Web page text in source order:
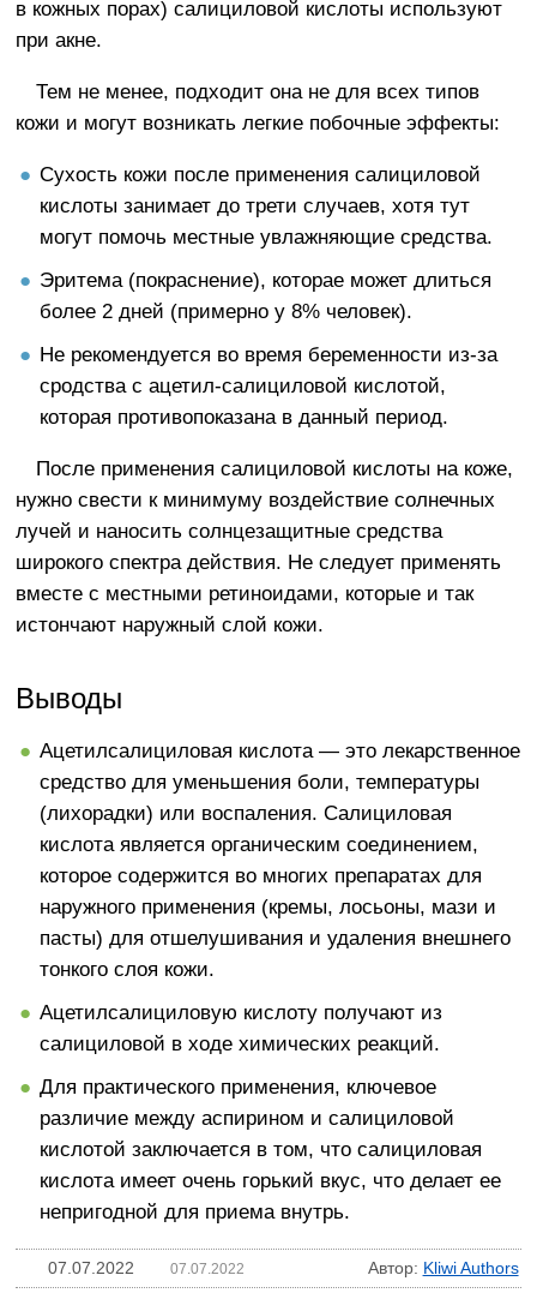
в кожных порах) салициловой кислоты используют
при акне.
Тем не менее, подходит она не для всех типов
кожи и могут возникать легкие побочные эффекты:
Сухость кожи после применения салициловой
кислоты занимает до трети случаев, хотя тут
могут помочь местные увлажняющие средства.
Эритема (покраснение), которае может длиться
более 2 дней (примерно у 8% человек).
Не рекомендуется во время беременности из-за
сродства с ацетил-салициловой кислотой,
которая противопоказана в данный период.
После применения салициловой кислоты на коже,
нужно свести к минимуму воздействие солнечных
лучей и наносить солнцезащитные средства
широкого спектра действия. Не следует применять
вместе с местными ретиноидами, которые и так
истончают наружный слой кожи.
Выводы
Ацетилсалициловая кислота — это лекарственное
средство для уменьшения боли, температуры
(лихорадки) или воспаления. Салициловая
кислота является органическим соединением,
которое содержится во многих препаратах для
наружного применения (кремы, лосьоны, мази и
пасты) для отшелушивания и удаления внешнего
тонкого слоя кожи.
Ацетилсалициловую кислоту получают из
салициловой в ходе химических реакций.
Для практического применения, ключевое
различие между аспирином и салициловой
кислотой заключается в том, что салициловая
кислота имеет очень горький вкус, что делает ее
непригодной для приема внутрь.
07.07.2022 07.07.2022 Автор: Kliwi Authors